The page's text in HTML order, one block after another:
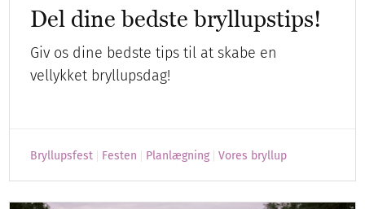
Del dine bedste bryllupstips!
Giv os dine bedste tips til at skabe en
vellykket bryllupsdag!
Bryllupsfest Festen Planlægning Vores bryllup